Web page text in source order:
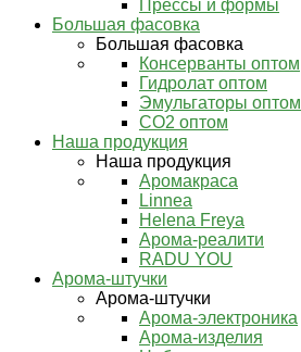
Прессы и формы
Большая фасовка
Большая фасовка
Консерванты оптом
Гидролат оптом
Эмульгаторы оптом
СО2 оптом
Наша продукция
Наша продукция
Аромакраса
Linnea
Helena Freya
Арома-реалити
RADU YOU
Арома-штучки
Арома-штучки
Арома-электроника
Арома-изделия